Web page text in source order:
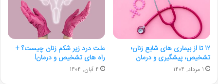
12 تا از بیماری های شایع زنان؛
تشخیص، پیشگیری و درمان
1 مرداد, 1404
علت درد زیر شکم زنان چیست؟ +
راه های تشخیص و درمان!
4 آبان, 1404